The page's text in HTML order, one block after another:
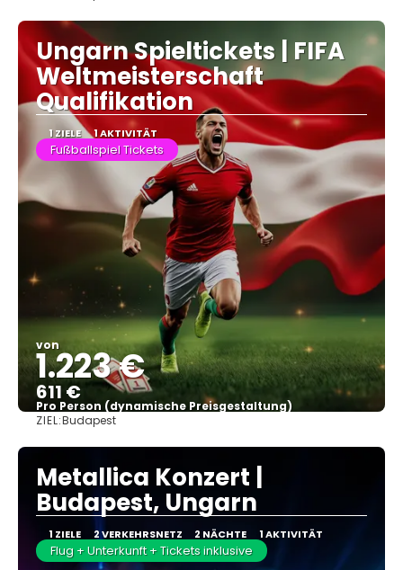
Ungarn Spieltickets | FIFA
Weltmeisterschaft
Qualifikation
1 ZIELE 1 AKTIVITÄT
Fußballspiel Tickets
von
1.223 €
611 €
Pro Person (dynamische Preisgestaltung)
ZIEL:Budapest
Metallica Konzert |
Budapest, Ungarn
1 ZIELE 2 VERKEHRSNETZ 2 NÄCHTE 1 AKTIVITÄT
Flug + Unterkunft + Tickets inklusive